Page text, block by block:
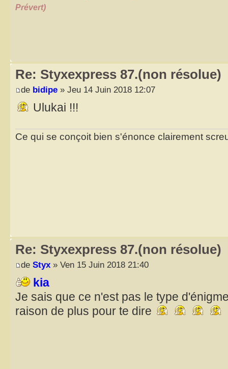
Prévert)
Re: Styxexpress 87.(non résolue)
de bidipe » Jeu 14 Juin 2018 12:07
Ulukai !!!
Ce qui se conçoit bien s'énonce clairement
Re: Styxexpress 87.(non résolue)
de Styx » Ven 15 Juin 2018 21:40
kia
Je sais que ce n'est pas le type
raison de plus pour te dire